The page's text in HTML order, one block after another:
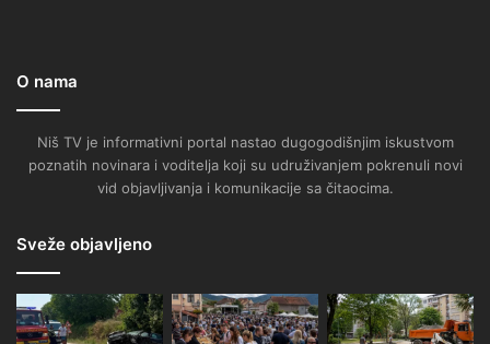
O nama
Niš TV je informativni portal nastao dugogodišnjim iskustvom
poznatih novinara i voditelja koji su udruživanjem pokrenuli novi
vid objavljivanja i komunikacije sa čitaocima.
Sveže objavljeno